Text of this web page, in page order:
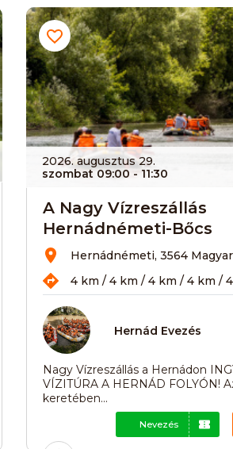
2026. augusztus 29.
szombat 09:00 - 11:30
A Nagy Vízreszállás
Hernádnémeti-Bőcs
Hernádnémeti, 3564
4 km / 4 km / 4 km / 4 km /
Hernád Evezés
Nagy Vízreszállás a Hernádon
VÍZITÚRA A HERNÁD FOLYÓN!
keretében...
Nevezés